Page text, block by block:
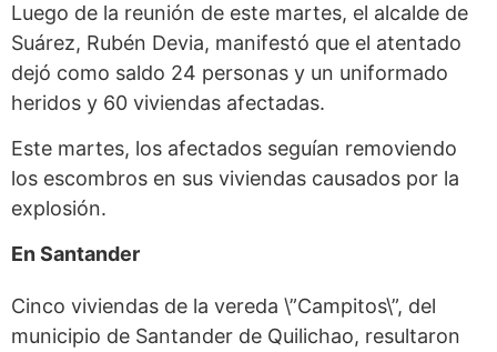
Luego de la reunión de este martes, el alcalde de
Suárez, Rubén Devia, manifestó que el atentado
dejó como saldo 24 personas y un uniformado
heridos y 60 viviendas afectadas.
Este martes, los afectados seguían removiendo
los escombros en sus viviendas causados por la
explosión.
En Santander
Cinco viviendas de la vereda \”Campitos\”, del
municipio de Santander de Quilichao, resultaron